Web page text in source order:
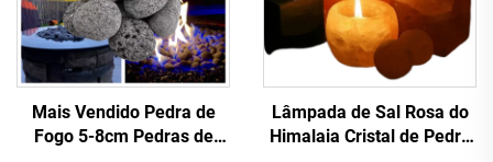
Mais Vendido Pedra de
Fogo 5-8cm Pedras de
Lâmpada de Sal Rosa do
Himalaia Cristal de Pedra